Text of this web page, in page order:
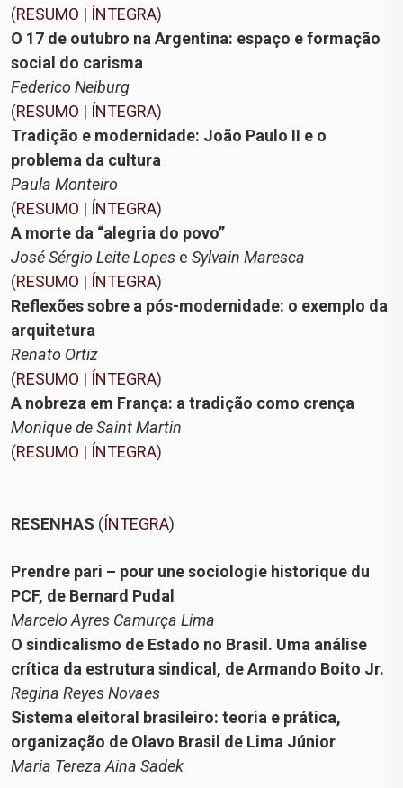
(RESUMO | ÍNTEGRA)
O 17 de outubro na Argentina: espaço e formação
social do carisma
Federico Neiburg
(RESUMO | ÍNTEGRA)
Tradição e modernidade: João Paulo II e o
problema da cultura
Paula Monteiro
(RESUMO | ÍNTEGRA)
A morte da “alegria do povo”
José Sérgio Leite Lopes e Sylvain Maresca
(RESUMO | ÍNTEGRA)
Reflexões sobre a pós-modernidade: o exemplo da
arquitetura
Renato Ortiz
(RESUMO | ÍNTEGRA)
A nobreza em França: a tradição como crença
Monique de Saint Martin
(RESUMO | ÍNTEGRA)
RESENHAS (ÍNTEGRA)
Prendre pari – pour une sociologie historique du
PCF, de Bernard Pudal
Marcelo Ayres Camurça Lima
O sindicalismo de Estado no Brasil. Uma análise
crítica da estrutura sindical, de Armando Boito Jr.
Regina Reyes Novaes
Sistema eleitoral brasileiro: teoria e prática,
organização de Olavo Brasil de Lima Júnior
Maria Tereza Aina Sadek